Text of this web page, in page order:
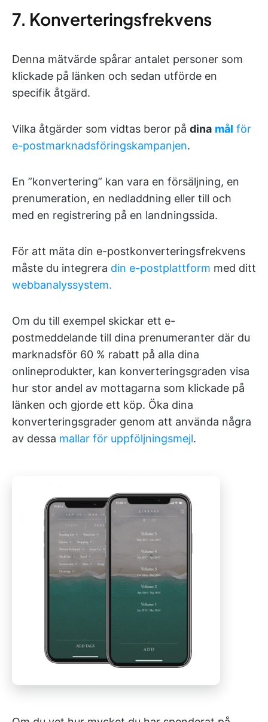
7. Konverteringsfrekvens
Denna mätvärde spårar antalet personer som
klickade på länken och sedan utförde en
specifik åtgärd.
Vilka åtgärder som vidtas beror på dina mål för
e-postmarknadsföringskampanjen.
En ”konvertering” kan vara en försäljning, en
prenumeration, en nedladdning eller till och
med en registrering på en landningssida.
För att mäta din e-postkonverteringsfrekvens
måste du integrera din e-postplattform med ditt
webbanalyssystem.
Om du till exempel skickar ett e-
postmeddelande till dina prenumeranter där du
marknadsför 60 % rabatt på alla dina
onlineprodukter, kan konverteringsgraden visa
hur stor andel av mottagarna som klickade på
länken och gjorde ett köp. Öka dina
konverteringsgrader genom att använda några
av dessa mallar för uppföljningsmejl.